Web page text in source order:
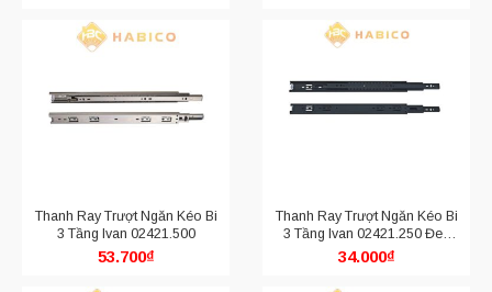
Thanh Ray Trượt Ngăn Kéo Bi
3 Tầng Ivan 02421.500
53.700₫
Thanh Ray Trượt Ngăn Kéo Bi
3 Tầng Ivan 02421.250 Đen
Mờ
34.000₫